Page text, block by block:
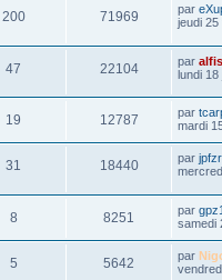
200 71969 par
jeudi 25
47 22104 par
lundi 18
19 12787 par
mardi
31 18440 par
8 8251 par
samedi
5 5642 par